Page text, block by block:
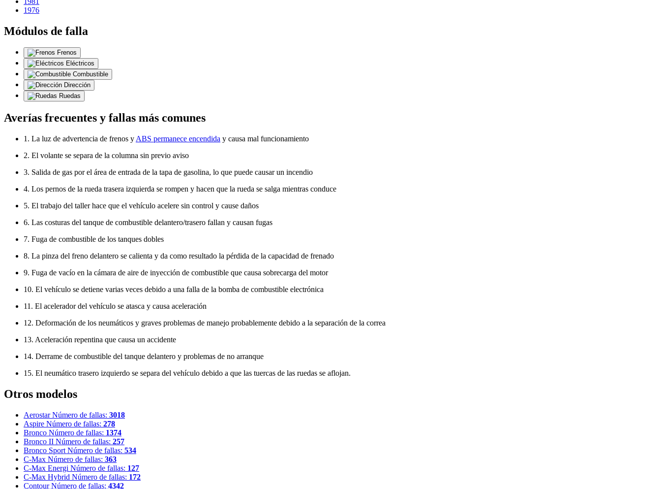
1976
Módulos de falla
Frenos
Eléctricos
Combustible
Dirección
Ruedas
Averías frecuentes y fallas más comunes
1. La luz de advertencia de frenos y ABS permanece encendida y causa mal funcionamiento
2. El volante se separa de la columna sin previo aviso
3. Salida de gas por el área de entrada de la tapa de gasolina, lo que puede causar un incendio
4. Los pernos de la rueda trasera izquierda se rompen y hacen que la rueda se salga mientras conduce
5. El trabajo del taller hace que el vehículo acelere sin control y cause daños
6. Las costuras del tanque de combustible delantero/trasero fallan y causan fugas
7. Fuga de combustible de los tanques dobles
8. La pinza del freno delantero se calienta y da como resultado la pérdida de la capacidad de frenado
9. Fuga de vacío en la cámara de aire de inyección de combustible que causa sobrecarga del motor
10. El vehículo se detiene varias veces debido a una falla de la bomba de combustible electrónica
11. El acelerador del vehículo se atasca y causa aceleración
12. Deformación de los neumáticos y graves problemas de manejo probablemente debido a la separación de la correa
13. Aceleración repentina que causa un accidente
14. Derrame de combustible del tanque delantero y problemas de no arranque
15. El neumático trasero izquierdo se separa del vehículo debido a que las tuercas de las ruedas se aflojan.
Otros modelos
Aerostar Número de fallas: 3018
Aspire Número de fallas: 278
Bronco Número de fallas: 1374
Bronco II Número de fallas: 257
Bronco Sport Número de fallas: 534
C-Max Número de fallas: 363
C-Max Energi Número de fallas: 127
C-Max Hybrid Número de fallas: 172
Contour Número de fallas: 4342